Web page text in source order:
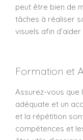
peut être bien de
tâches à réaliser
visuels afin
Formation et
Assurez-vous que
adéquate et un
et la répétition
compétences et